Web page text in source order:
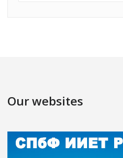
Our websites